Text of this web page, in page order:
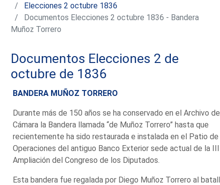
Elecciones 2 octubre 1836
Documentos Elecciones 2 octubre 1836 - Bandera
Muñoz Torrero
Documentos Elecciones 2 de
octubre de 1836
BANDERA MUÑOZ TORRERO
Durante más de 150 años se ha conservado en el Archivo
Cámara la Bandera llamada “de Muñoz Torrero” hasta que
recientemente ha sido restaurada e instalada en el Patio de
Operaciones del antiguo Banco Exterior sede actual de la III
Ampliación del Congreso de los Diputados.
Esta bandera fue regalada por Diego Muñoz Torrero al